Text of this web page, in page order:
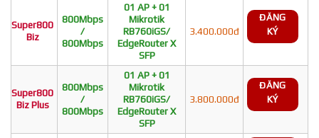
Super800
Biz
800Mbps
/
800Mbps
01 AP + 01
Mikrotik
RB760iGS/
EdgeRouter X
SFP
3.400.000đ
ĐĂNG
KÝ
Super800
Biz Plus
800Mbps
/
800Mbps
01 AP + 01
Mikrotik
RB760iGS/
EdgeRouter X
SFP
3.800.000đ
ĐĂNG
KÝ